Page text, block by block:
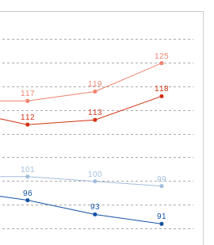
96
93
91
101
100
99
112
113
118
117
119
125